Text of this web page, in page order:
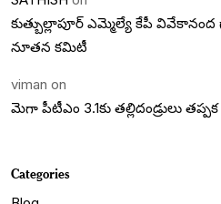
కుత్బుల్లాపూర్ ఎమ్మెల్యే కేపీ
నూతన కమిటీ
viman on
మెగా పీటీఎం 3.1కు తల్లిదండ్రులు
Categories